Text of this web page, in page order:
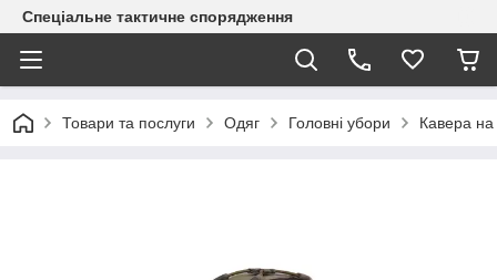
Спеціальне тактичне спорядження
Товари та послуги Одяг Головні убори Кавера